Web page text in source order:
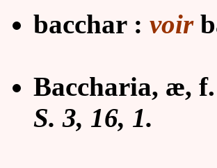
bacchar : voir
Baccharia, æ,
S. 3, 16, 1.